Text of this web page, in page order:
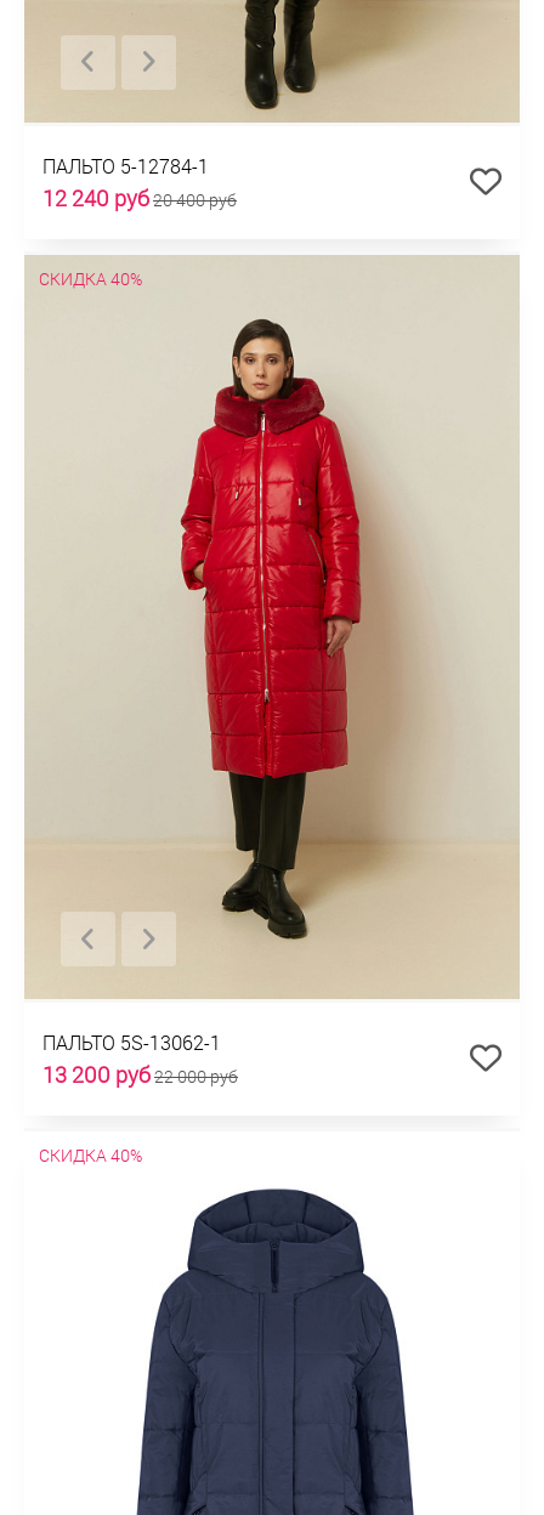
ПАЛЬТО 5-12784-1
12 240 руб20 400 руб
СКИДКА 40%
ПАЛЬТО 5S-13062-1
13 200 руб22 000 руб
СКИДКА 40%